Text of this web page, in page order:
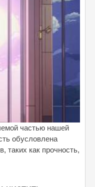
частью нашей
обусловлена
таких как прочность,